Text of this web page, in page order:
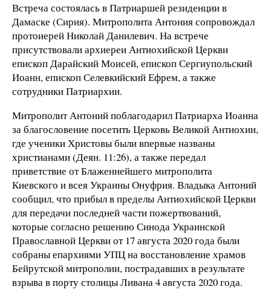
Встреча состоялась в Патриаршей резиденции в
Дамаске (Сирия). Митрополита Антония сопровождал
протоиерей Николай Данилевич. На встрече
присутствовали архиереи Антиохийской Церкви
епископ Дарайский Моисей, епископ Сергиупольский
Иоанн, епископ Селевкийский Ефрем, а также
сотрудники Патриархии.
Митрополит Антоний поблагодарил Патриарха Иоанна
за благословение посетить Церковь Великой Антиохии,
где ученики Христовы были впервые названы
христианами (Деян. 11:26), а также передал
приветствие от Блаженнейшего митрополита
Киевского и всея Украины Онуфрия. Владыка Антоний
сообщил, что прибыл в пределы Антиохийской Церкви
для передачи последней части пожертвований,
которые согласно решению Синода Украинской
Православной Церкви от 17 августа 2020 года были
собраны епархиями УПЦ на восстановление храмов
Бейрутской митрополии, пострадавших в результате
взрыва в порту столицы Ливана 4 августа 2020 года.